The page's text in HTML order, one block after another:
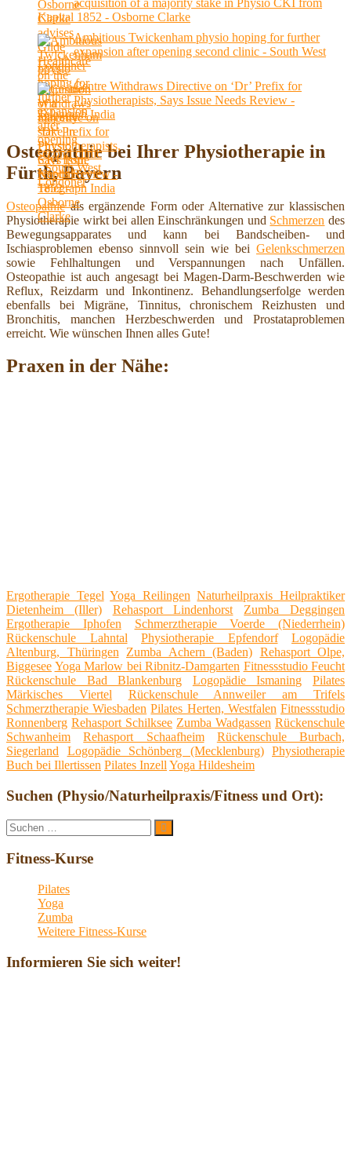
Kapital 1852 - Osborne Clarke
Ambitious Twickenham physio hoping for further
expansion after opening second clinic - South West
Londoner
Centre Withdraws Directive on ‘Dr’ Prefix for
Physiotherapists, Says Issue Needs Review -
Telegraph India
Osteopathie bei Ihrer Physiotherapie in
Fürth, Bayern
Osteopathieals ergänzende Form oder Alternative zur klassischen
Physiotherapie wirkt bei allen Einschränkungen und Schmerzen des
Bewegungsapparates und kann bei Bandscheiben- und
Ischiasproblemen ebenso sinnvoll sein wie bei Gelenkschmerzen
sowie Fehlhaltungen und Verspannungen nach Unfällen.
Osteopathie ist auch angesagt bei Magen-Darm-Beschwerden wie
Reflux, Reizdarm und Inkontinenz. Behandlungserfolge werden
ebenfalls bei Migräne, Tinnitus, chronischem Reizhusten und
Bronchitis, manchen Herzbeschwerden und Prostataproblemen
erreicht. Wie wünschen Ihnen alles Gute!
Praxen in der Nähe:
Ergotherapie Tegel Yoga Reilingen Naturheilpraxis Heilpraktiker
Dietenheim (Iller)
Rehasport Lindenhorst
Zumba Deggingen
Ergotherapie Iphofen
Schmerztherapie Voerde (Niederrhein)
Rückenschule Lahntal
Physiotherapie Epfendorf
Logopädie
Altenburg, Thüringen
Zumba Achern (Baden) Rehasport Olpe,
Biggesee Yoga Marlow bei Ribnitz-Damgarten Fitnessstudio Feucht
Rückenschule Bad Blankenburg
Logopädie Ismaning
Pilates
Märkisches Viertel
Rückenschule Annweiler am Trifels
Schmerztherapie Wiesbaden Pilates Herten, Westfalen Fitnessstudio
Ronnenberg Rehasport Schilksee Zumba Wadgassen Rückenschule
Schwanheim
Rehasport Schaafheim
Rückenschule Burbach,
Siegerland
Logopädie Schönberg (Mecklenburg)
Physiotherapie
Buch bei Illertissen Pilates Inzell Yoga Hildesheim
Suchen (Physio/Naturheilpraxis/Fitness und Ort):
Suche
nach:
Suchen
Fitness-Kurse
Pilates
Yoga
Zumba
Weitere Fitness-Kurse
Informieren Sie sich weiter!